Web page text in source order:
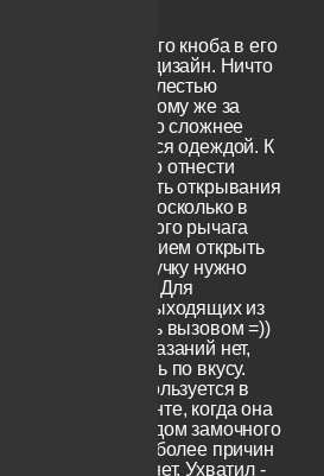
Достоинства черного кноба в его
эргономичности и дизайн. Ничто
не сравнится с прелестью
округлых форм. К тому же за
такую ручку гораздо сложнее
случайно зацепиться одеждой. К
недостаткам можно отнести
некоторую трудность открывания
мокрыми руками, посколько в
отличиие от обычного рычага
-опереться и нажатием открыть
дверь не выйдет, ручку нужно
сжать и повернуть. Для
маленьких детей выходящих из
ванной может стать вызовом =))
Других противопоказаний нет,
можете употреблять по вкусу.
Если же ручка используется в
непоротном варианте, когда она
не является приводом замочного
механизма, то тем более причин
для беспокойства нет. Ухватил -